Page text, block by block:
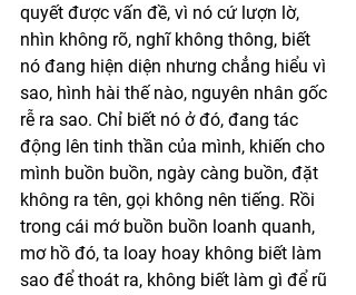
quyết được vấn đề, vì nó cứ lượn lờ,
nhìn không rõ, nghĩ không thông, biết
nó đang hiện diện nhưng chẳng hiểu vì
sao, hình hài thế nào, nguyên nhân gốc
rễ ra sao. Chỉ biết nó ở đó, đang tác
động lên tinh thần của mình, khiến cho
mình buồn buồn, ngày càng buồn, đặt
không ra tên, gọi không nên tiếng. Rồi
trong cái mớ buồn buồn loanh quanh,
mơ hồ đó, ta loay hoay không biết làm
sao để thoát ra, không biết làm gì để rũ